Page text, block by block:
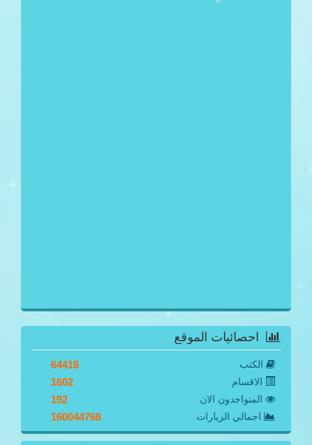
احصائيات الموقع
الكتب 64418
الاقسام 1602
المتواجدون الان 192
اجمالي الزيارات 160044768